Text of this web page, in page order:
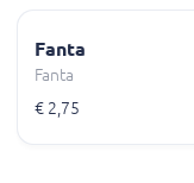
Fanta
Fanta
€ 2,75